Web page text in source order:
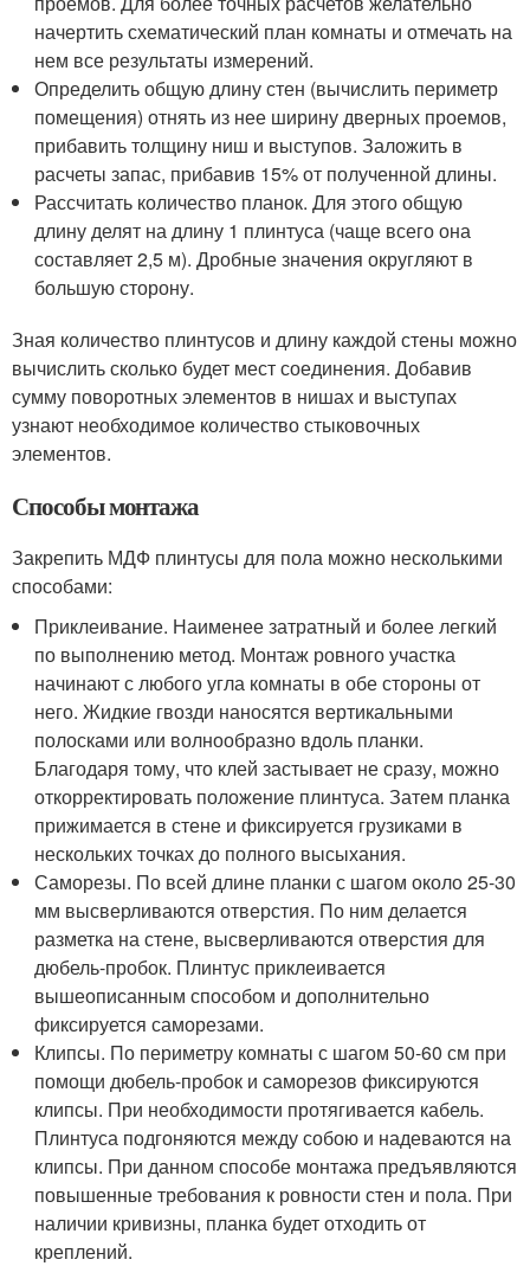
начертить схематический план комнаты и отмечать на
нем все результаты измерений.
Определить общую длину стен (вычислить периметр
помещения) отнять из нее ширину дверных проемов,
прибавить толщину ниш и выступов. Заложить в
расчеты запас, прибавив 15% от полученной длины.
Рассчитать количество планок. Для этого общую
длину делят на длину 1 плинтуса (чаще всего она
составляет 2,5 м). Дробные значения округляют в
большую сторону.
Зная количество плинтусов и длину каждой стены можно
вычислить сколько будет мест соединения. Добавив
сумму поворотных элементов в нишах и выступах
узнают необходимое количество стыковочных
элементов.
Способы монтажа
Закрепить МДФ плинтусы для пола можно несколькими
способами:
Приклеивание. Наименее затратный и более легкий
по выполнению метод. Монтаж ровного участка
начинают с любого угла комнаты в обе стороны от
него. Жидкие гвозди наносятся вертикальными
полосками или волнообразно вдоль планки.
Благодаря тому, что клей застывает не сразу, можно
откорректировать положение плинтуса. Затем планка
прижимается в стене и фиксируется грузиками в
нескольких точках до полного высыхания.
Саморезы. По всей длине планки с шагом около 25-30
мм высверливаются отверстия. По ним делается
разметка на стене, высверливаются отверстия для
дюбель-пробок. Плинтус приклеивается
вышеописанным способом и дополнительно
фиксируется саморезами.
Клипсы. По периметру комнаты с шагом 50-60 см при
помощи дюбель-пробок и саморезов фиксируются
клипсы. При необходимости протягивается кабель.
Плинтуса подгоняются между собою и надеваются на
клипсы. При данном способе монтажа предъявляются
повышенные требования к ровности стен и пола. При
наличии кривизны, планка будет отходить от
креплений.